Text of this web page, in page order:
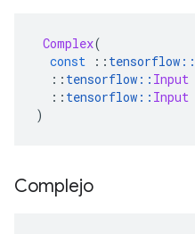
Complex(
const
:: tensorflow ::
:: tensorflow :: Input
:: tensorflow :: Input
)
Complejo